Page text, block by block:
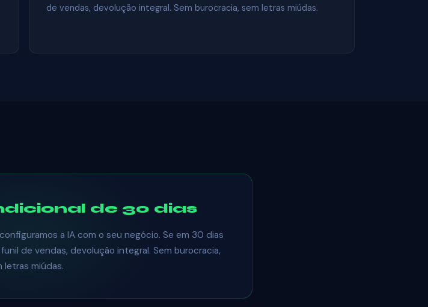
de vendas, devolução integral. Sem burocracia, sem letras miúdas.
de 30 dias
a IA com o seu negócio. Se em 30 dias
de vendas, devolução integral. Sem burocracia,
letras miúdas.